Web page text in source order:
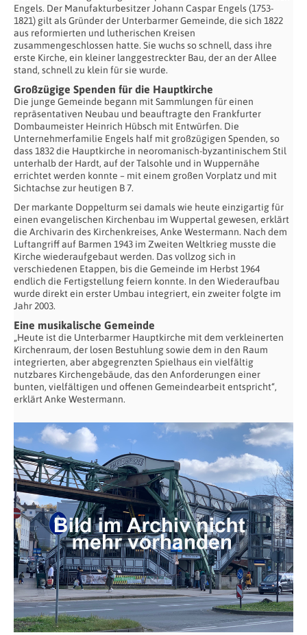
Engels. Der Manufakturbesitzer Johann Caspar Engels (1753-
1821) gilt als Gründer der Unterbarmer Gemeinde, die sich 1822
aus reformierten und lutherischen Kreisen
zusammengeschlossen hatte. Sie wuchs so schnell, dass ihre
erste Kirche, ein kleiner langgestreckter Bau, der an der Allee
stand, schnell zu klein für sie wurde.
Großzügige Spenden für die Hauptkirche
Die junge Gemeinde begann mit Sammlungen für einen
repräsentativen Neubau und beauftragte den Frankfurter
Dombaumeister Heinrich Hübsch mit Entwürfen. Die
Unternehmerfamilie Engels half mit großzügigen Spenden, so
dass 1832 die Hauptkirche in neoromanisch-byzantinischem Stil
unterhalb der Hardt, auf der Talsohle und in Wuppernähe
errichtet werden konnte – mit einem großen Vorplatz und mit
Sichtachse zur heutigen B 7.
Der markante Doppelturm sei damals wie heute einzigartig für
einen evangelischen Kirchenbau im Wuppertal gewesen, erklärt
die Archivarin des Kirchenkreises, Anke Westermann. Nach dem
Luftangriff auf Barmen 1943 im Zweiten Weltkrieg musste die
Kirche wiederaufgebaut werden. Das vollzog sich in
verschiedenen Etappen, bis die Gemeinde im Herbst 1964
endlich die Fertigstellung feiern konnte. In den Wiederaufbau
wurde direkt ein erster Umbau integriert, ein zweiter folgte im
Jahr 2003.
Eine musikalische Gemeinde
„Heute ist die Unterbarmer Hauptkirche mit dem verkleinerten
Kirchenraum, der losen Bestuhlung sowie dem in den Raum
integrierten, aber abgegrenzten Spielhaus ein vielfältig
nutzbares Kirchengebäude, das den Anforderungen einer
bunten, vielfältigen und offenen Gemeindearbeit entspricht“,
erklärt Anke Westermann.